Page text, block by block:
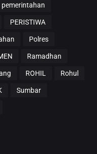
pemerintahan
PERISTIWA
Polres
Ramadhan
ROHIL Rohul
Sumbar